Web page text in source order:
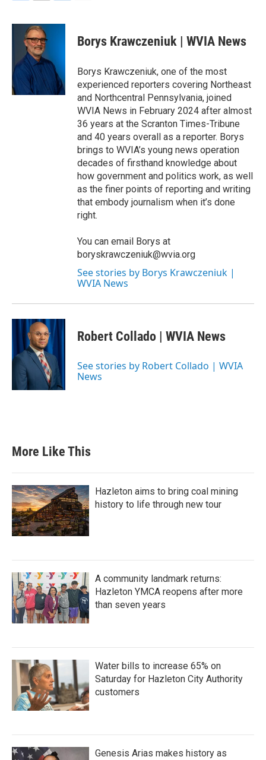
c
o
k
i
t
t
e
r
n
I
n
Borys Krawczeniuk | WVIA News
Borys Krawczeniuk, one of the most
experienced reporters covering Northeast
and Northcentral Pennsylvania, joined
WVIA News in February 2024 after almost
36 years at the Scranton Times-Tribune
and 40 years overall as a reporter. Borys
brings to WVIA’s young news operation
decades of firsthand knowledge about
how government and politics work, as well
as the finer points of reporting and writing
that embody journalism when it’s done
right.
You can email Borys at
boryskrawczeniuk@wvia.org
See stories by Borys Krawczeniuk |
WVIA News
Robert Collado | WVIA News
See stories by Robert Collado | WVIA
News
More Like This
Hazleton aims to bring coal mining
history to life through new tour
A community landmark returns:
Hazleton YMCA reopens after more
than seven years
Water bills to increase 65% on
Saturday for Hazleton City Authority
customers
Genesis Arias makes history as